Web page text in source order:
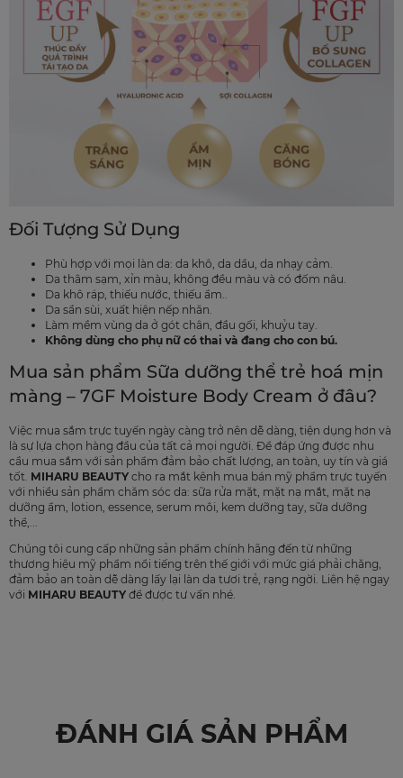
Đối Tượng Sử Dụng
Phù hợp với mọi làn da: da khô, da dầu, da nhạy cảm.
Da thâm sạm, xỉn màu, không đều màu và có đốm nâu.
Da khô ráp, thiếu nước, thiếu ẩm..
Da sần sùi, xuất hiện nếp nhăn.
Làm mềm vùng da ở gót chân, đầu gối, khuỷu tay.
Không dùng cho phụ nữ có thai và đang cho con bú.
Mua sản phẩm Sữa dưỡng thể trẻ hoá mịn
màng – 7GF Moisture Body Cream ở đâu?
Việc mua sắm trực tuyến ngày càng trở nên dễ dàng, tiện dụng hơn và
là sự lựa chọn hàng đầu của tất cả mọi người. Để đáp ứng được nhu
cầu mua sắm với sản phẩm đảm bảo chất lượng, an toàn, uy tín và giá
tốt. MIHARU BEAUTY cho ra mắt kênh mua bán mỹ phẩm trực tuyến
với nhiều sản phẩm chăm sóc da: sữa rửa mặt, mặt nạ mắt, mặt nạ
dưỡng ẩm, lotion, essence, serum môi, kem dưỡng tay, sữa dưỡng
thể,...
Chúng tôi cung cấp những sản phẩm chính hãng đến từ những
thương hiệu mỹ phẩm nổi tiếng trên thế giới với mức giá phải chăng,
đảm bảo an toàn dễ dàng lấy lại làn da tươi trẻ, rạng ngời. Liên hệ ngay
với MIHARU BEAUTY để được tư vấn nhé.
ĐÁNH GIÁ SẢN PHẨM